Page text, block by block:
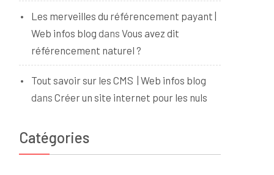
Les merveilles du référencement payant |
Web infos blog dans Vous avez dit
référencement naturel ?
Tout savoir sur les CMS | Web infos blog
dans Créer un site internet pour les nuls
Catégories